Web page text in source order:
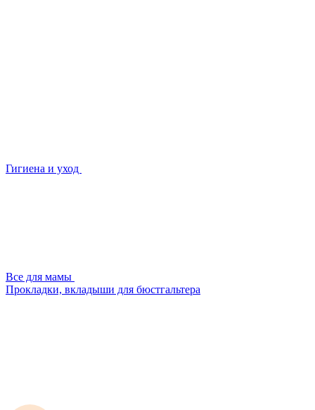
Гигиена и уход
Все для мамы
Прокладки, вкладыши для бюстгальтера